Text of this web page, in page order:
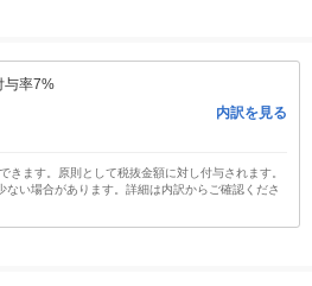
与率7%
内訳を見る
きます。原則として税抜金額に対し付与されます。
い場合があります。詳細は内訳からご確認くださ